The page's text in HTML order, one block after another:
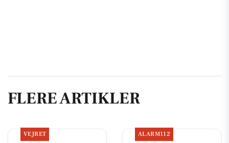
FLERE ARTIKLER
VEJRET ALARM112